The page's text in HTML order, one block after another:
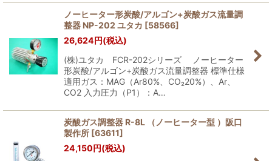
ノーヒーター形炭酸/アルゴン+炭酸ガス流量調
整器 NP-202 ユタカ [58566]
26,624円(税込)
(株)ユタカ FCR-202シリーズ ノーヒーター
形炭酸/アルゴン+炭酸ガス流量調整器 標準仕様
適用ガス：MAG（Ar80%、CO₂20%）、Ar、
CO2 入力圧力（P1）：A…
炭酸ガス調整器 R-8L （ノーヒーター型 ）阪口
製作所 [63611]
24,150円(税込)